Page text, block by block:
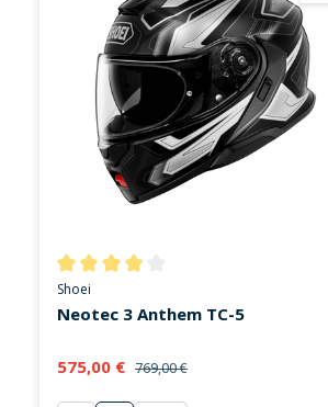
Durchschnittliche Bewertung von 3.9
Shoei
Neotec 3 Anthem TC-5
575,00 € 769,00 €